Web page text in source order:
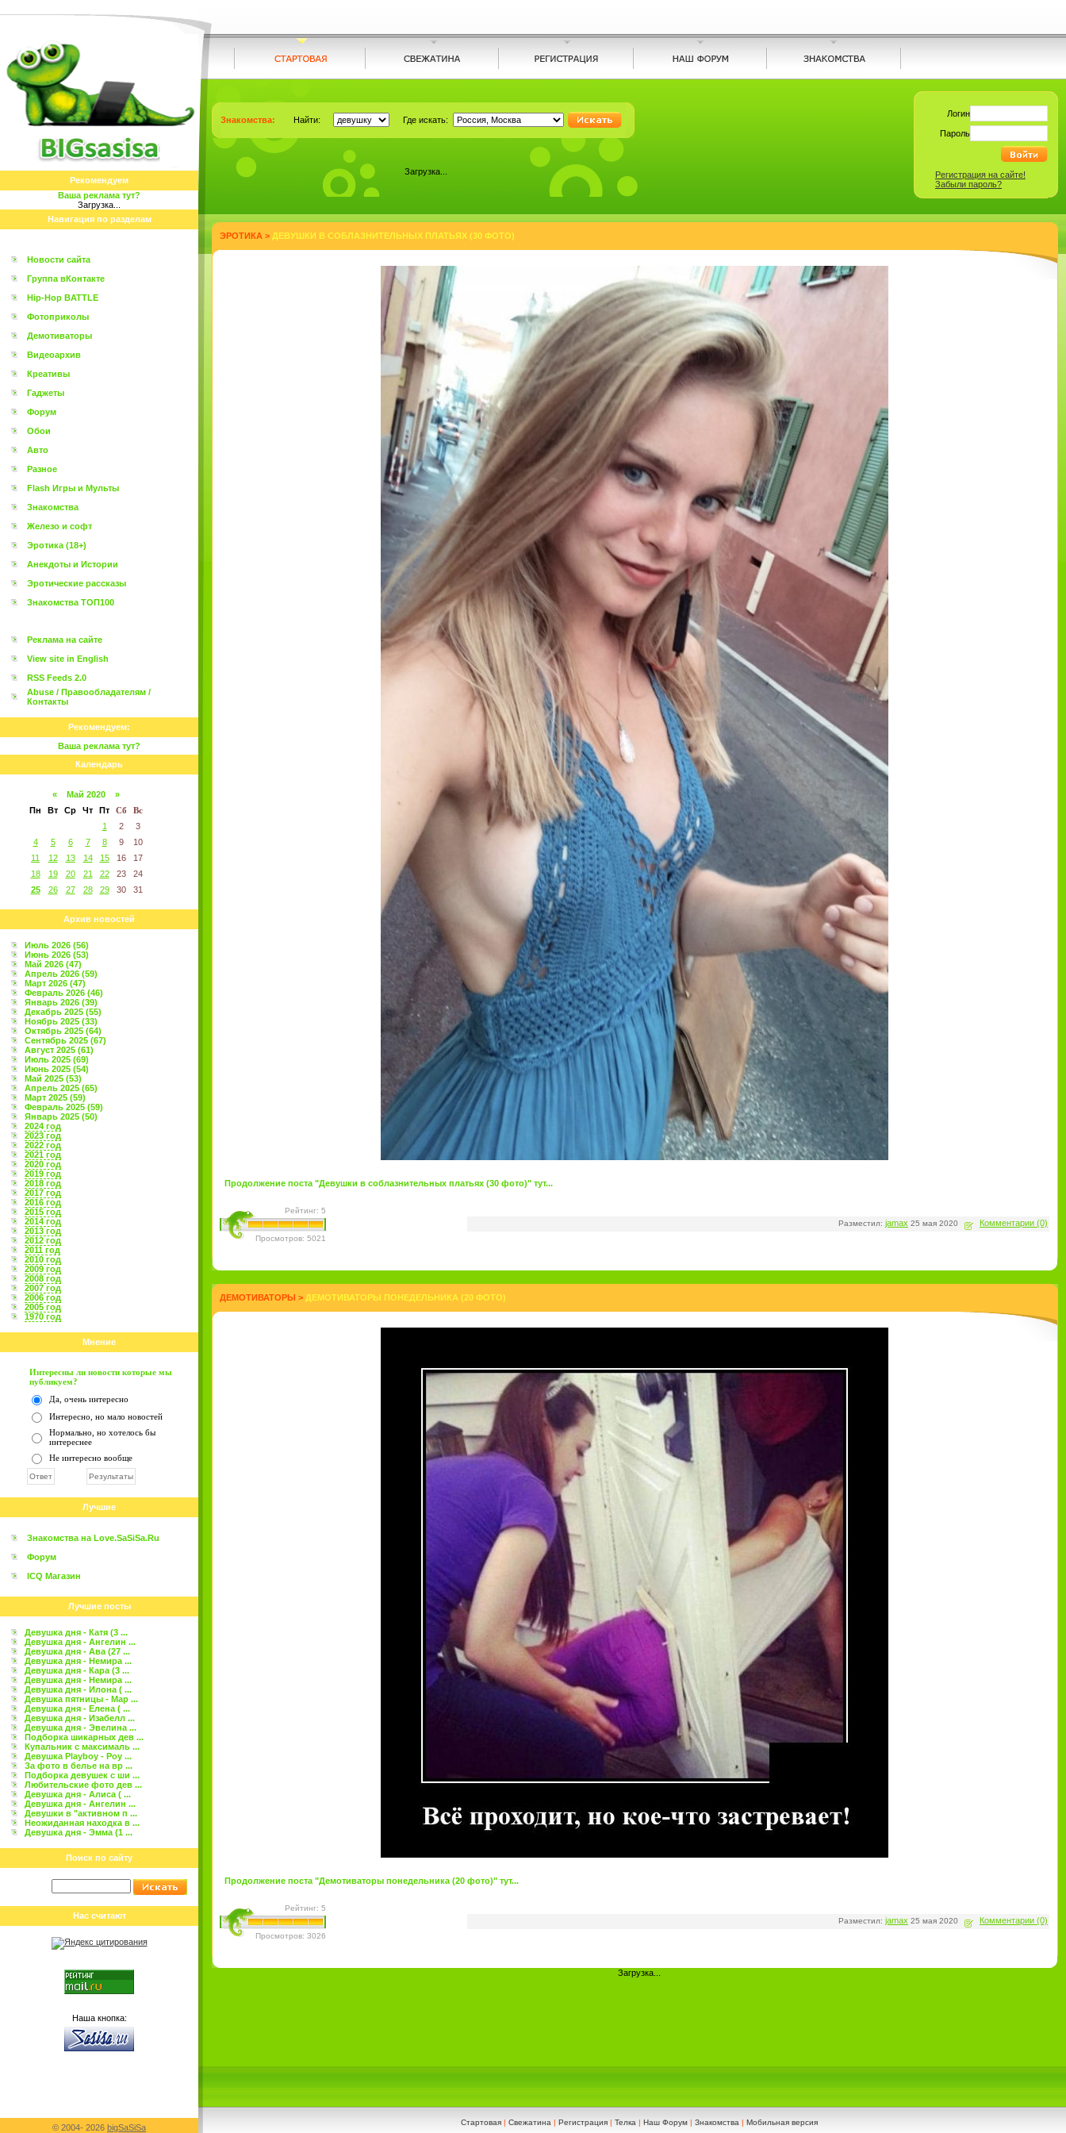
Рекомендуем
Ваша реклама тут?
Загрузка...
Навигация по разделам
Новости сайта
Группа вКонтакте
Hip-Hop BATTLE
Фотоприколы
Демотиваторы
Видеоархив
Креативы
Гаджеты
Форум
Обои
Авто
Разное
Flash Игры и Мульты
Знакомства
Железо и софт
Эротика (18+)
Анекдоты и Истории
Эротические рассказы
Знакомства ТОП100
Реклама на сайте
View site in English
RSS Feeds 2.0
Abuse / Правообладателям /
Контакты
Рекомендуем:
Ваша реклама тут?
Календарь
« Май 2020
»
Пн
Вт Ср Чт Пт Сб
Вс
1
2
3
4
5 6 7 8 9
10
11
12 13 14 15 16
17
18
19 20 21 22 23
24
25
26 27 28 29 30 31
Архив новостей
Июль 2026 (56)
Июнь 2026 (53)
Май 2026 (47)
Апрель 2026 (59)
Март 2026 (47)
Февраль 2026 (46)
Январь 2026 (39)
Декабрь 2025 (55)
Ноябрь 2025 (33)
Октябрь 2025 (64)
Сентябрь 2025 (67)
Август 2025 (61)
Июль 2025 (69)
Июнь 2025 (54)
Май 2025 (53)
Апрель 2025 (65)
Март 2025 (59)
Февраль 2025 (59)
Январь 2025 (50)
2024 год
2023 год
2022 год
2021 год
2020 год
2019 год
2018 год
2017 год
2016 год
2015 год
2014 год
2013 год
2012 год
2011 год
2010 год
2009 год
2008 год
2007 год
2006 год
2005 год
1970 год
Мнение
Интересны ли новости которые мы
публикуем?
Да, очень интересно
Интересно, но мало новостей
Нормально, но хотелось бы
интереснее
Не интересно вообще
Лучшие
Знакомства на Love.SaSiSa.Ru
Форум
ICQ Магазин
Лучшие посты
Девушка дня - Катя (3 ...
Девушка дня - Ангелин ...
Девушка дня - Ава (27 ...
Девушка дня - Немира ...
Девушка дня - Кара (3 ...
Девушка дня - Немира ...
Девушка дня - Илона ( ...
Девушка пятницы - Мар ...
Девушка дня - Елена ( ...
Девушка дня - Изабелл ...
Девушка дня - Эвелина ...
Подборка шикарных дев ...
Купальник с максималь ...
Девушка Playboy - Роу ...
За фото в белье на вр ...
Подборка девушек с ши ...
Любительские фото дев ...
Девушка дня - Алиса ( ...
Девушка дня - Ангелин ...
Девушки в "активном п ...
Неожиданная находка в ...
Девушка дня - Эмма (1 ...
Поиск по сайту
Нас считают
Наша кнопка:
Знакомства: Найти: Где искать:
Логин
Пароль
Регистрация на сайте!
Забыли пароль?
Загрузка...
ЭРОТИКА > ДЕВУШКИ В СОБЛАЗНИТЕЛЬНЫХ ПЛАТЬЯХ (30 ФОТО)
Продолжение поста "Девушки в соблазнительных платьях (30 фото)" тут...
Рейтинг: 5
Просмотров: 5021
Разместил: jamax 25 мая 2020 Комментарии (0)
ДЕМОТИВАТОРЫ > ДЕМОТИВАТОРЫ ПОНЕДЕЛЬНИКА (20 ФОТО)
Продолжение поста "Демотиваторы понедельника (20 фото)" тут...
Рейтинг: 5
Просмотров: 3026
Разместил: jamax 25 мая 2020 Комментарии (0)
Загрузка...
© 2004- 2026 bigSaSiSa
Стартовая| Свежатина | Регистрация| Телка | Наш Форум| Знакомства | Мобильная версия